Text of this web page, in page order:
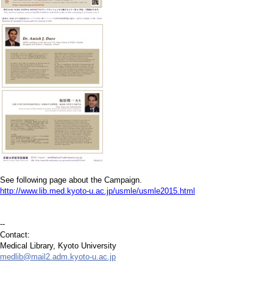
See following page about the Campaign.
http://www.lib.med.kyoto-u.ac.jp/usmle/usmle2015.html
--
Contact:
Medical Library, Kyoto University
medlib@mail2.adm.kyoto-u.ac.jp